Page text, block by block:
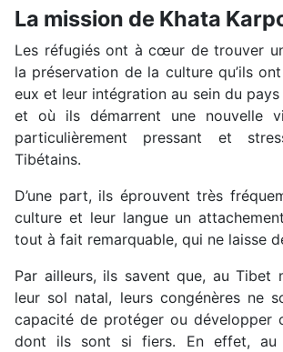
La mission de Khata
Les réfugiés ont à cœur de trouver
la préservation de la culture qu’ils
eux et leur intégration au sein du
et où ils démarrent une nouvelle
particulièrement pressant et
Tibétains.
D’une part, ils éprouvent très
culture et leur langue un
tout à fait remarquable, qui ne laisse
Par ailleurs, ils savent que, au Tibet
leur sol natal, leurs congénères ne
capacité de protéger ou développer
dont ils sont si fiers. En effet, au